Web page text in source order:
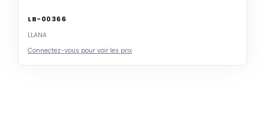
LB-00366
LLANA
Connectez-vous pour voir les prix